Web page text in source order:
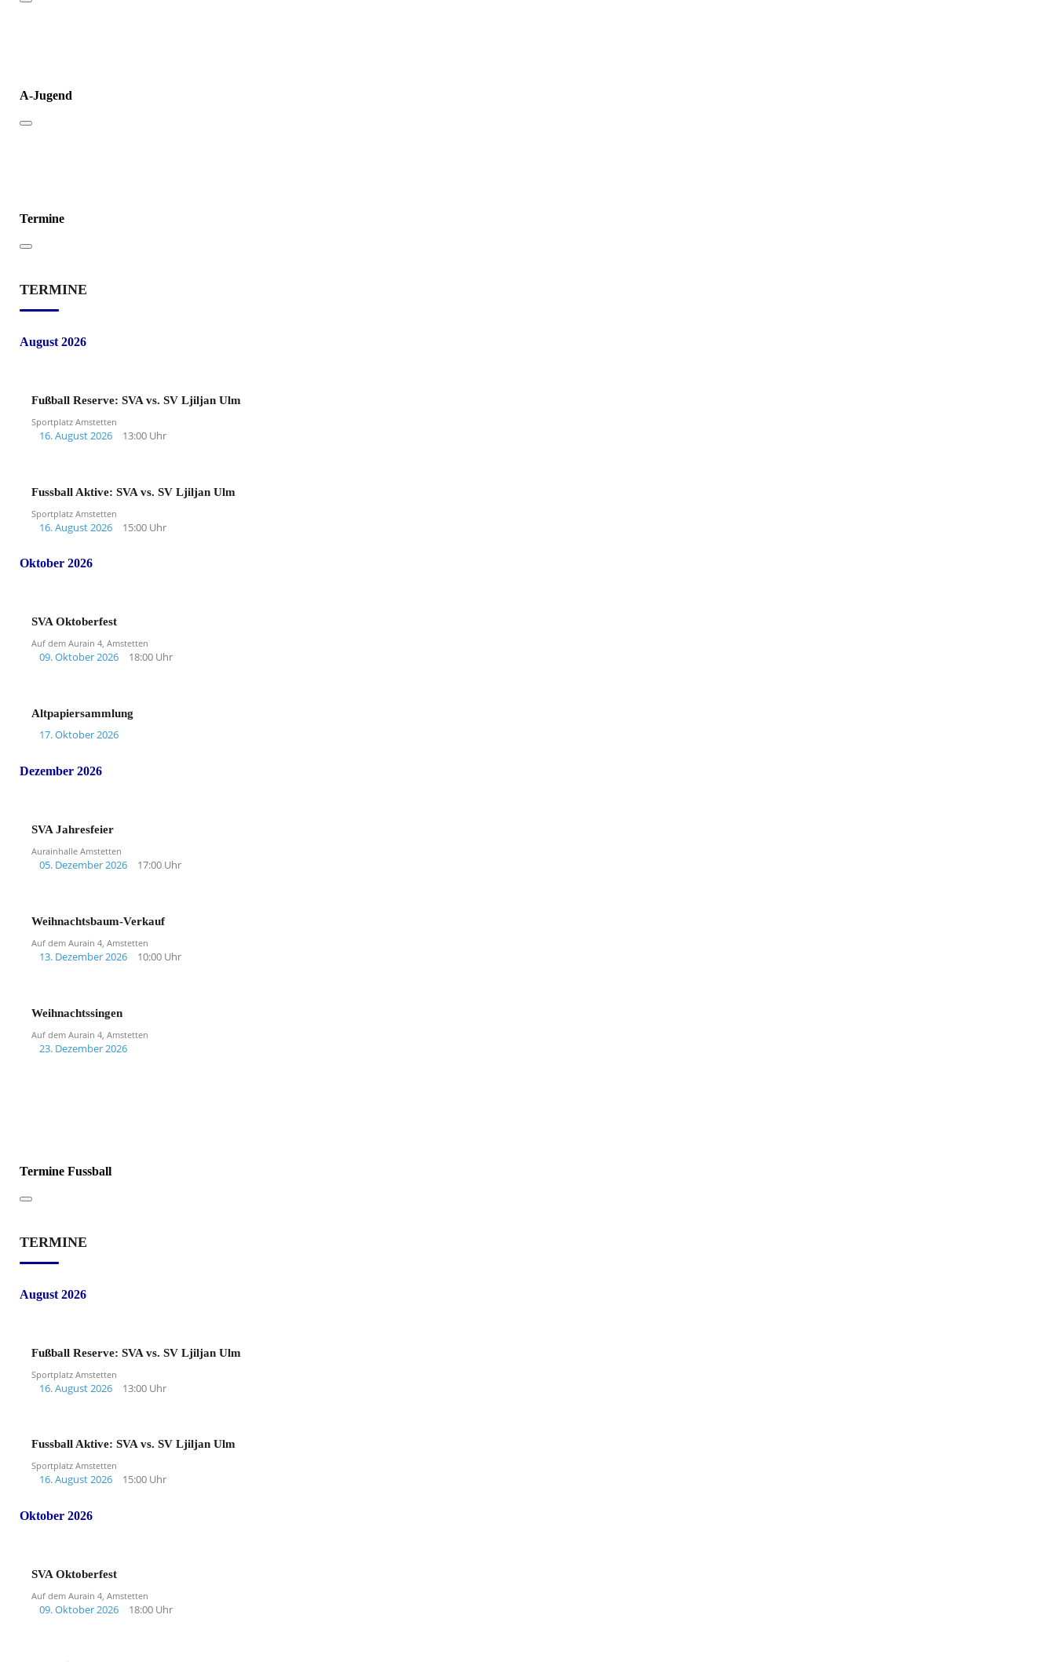
A-Jugend
Termine
TERMINE
August 2026
Fußball Reserve: SVA vs. SV Ljiljan Ulm
Sportplatz Amstetten
16. August 2026 13:00 Uhr
Fussball Aktive: SVA vs. SV Ljiljan Ulm
Sportplatz Amstetten
16. August 2026 15:00 Uhr
Oktober 2026
SVA Oktoberfest
Auf dem Aurain 4, Amstetten
09. Oktober 2026 18:00 Uhr
Altpapiersammlung
17. Oktober 2026
Dezember 2026
SVA Jahresfeier
Aurainhalle Amstetten
05. Dezember 2026 17:00 Uhr
Weihnachtsbaum-Verkauf
Auf dem Aurain 4, Amstetten
13. Dezember 2026 10:00 Uhr
Weihnachtssingen
Auf dem Aurain 4, Amstetten
23. Dezember 2026
Termine Fussball
TERMINE
August 2026
Fußball Reserve: SVA vs. SV Ljiljan Ulm
Sportplatz Amstetten
16. August 2026 13:00 Uhr
Fussball Aktive: SVA vs. SV Ljiljan Ulm
Sportplatz Amstetten
16. August 2026 15:00 Uhr
Oktober 2026
SVA Oktoberfest
Auf dem Aurain 4, Amstetten
09. Oktober 2026 18:00 Uhr